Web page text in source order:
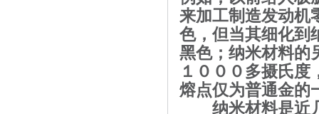
来加工制造发动机
色，但当其细化到
黑色；纳米材料的
１０００多摄氏
熔点仅为普通金的
纳米材料是近几